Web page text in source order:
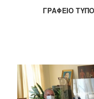
2015
2013
2012
ΓΡΑΦΕΙΟ